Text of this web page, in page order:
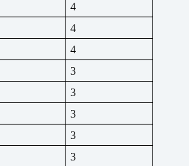
4
4
4
3
3
3
3
3